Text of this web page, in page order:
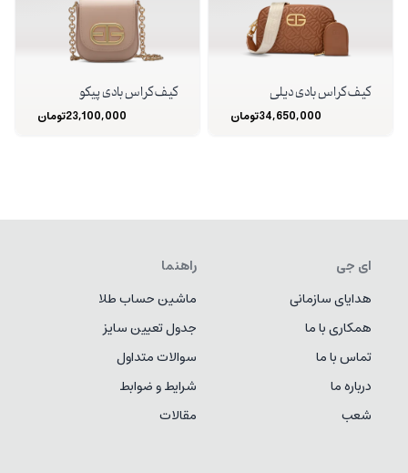
کیف کراس بادی دیلی
34,650,000تومان
کیف کراس بادی پیکو
23,100,000تومان
ای جی
هدایای سازمانی
همکاری با ما
تماس با ما
درباره ما
شعب
راهنما
ماشین حساب طلا
جدول تعیین سایز
سوالات متداول
شرایط و ضوابط
مقالات